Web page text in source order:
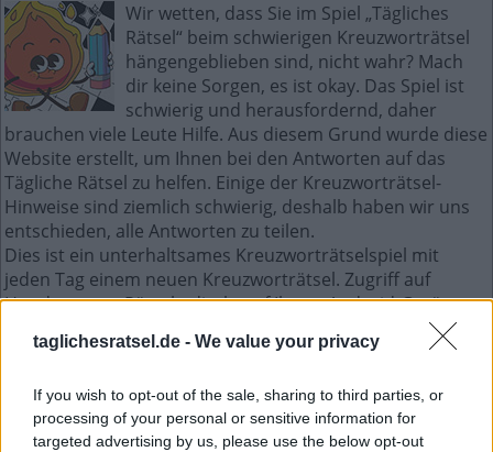
taglichesratsel.de - We value your privacy
If you wish to opt-out of the sale, sharing to third parties, or
processing of your personal or sensitive information for
targeted advertising by us, please use the below opt-out
Wir wetten, dass Sie im Spiel „Tägliches
Rätsel“ beim schwierigen Kreuzworträtsel
hängengeblieben sind, nicht wahr? Mach
dir keine Sorgen, es ist okay. Das Spiel ist
schwierig und herausfordernd, daher
brauchen viele Leute Hilfe. Aus diesem Grund wurde diese
Website erstellt, um Ihnen bei den Antworten auf das
Tägliche Rätsel zu helfen. Einige der Kreuzworträtsel-
Hinweise sind ziemlich schwierig, deshalb haben wir uns
entschieden, alle Antworten zu teilen.
Dies ist ein unterhaltsames Kreuzworträtselspiel mit
jeden Tag einem neuen Kreuzworträtsel. Zugriff auf
Hunderte von Rätseln direkt auf Ihrem Android-Gerät.
Spielen oder wiederholen Sie Ihre Kreuzworträtsel, wann
und wo Sie möchten! Trainieren Sie Ihr Gehirn und lösen
Meister im Kreuzworträtsel-Lösen und haben Sie jede
Menge Spaß – und das alles kostenlos!